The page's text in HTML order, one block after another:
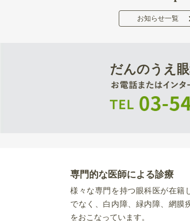
お知らせ一覧
だんのうえ
専門的な医師による診療
様々な専門を持つ眼科医が在籍
でなく、白内障、緑内障、網膜
をおこなっています。